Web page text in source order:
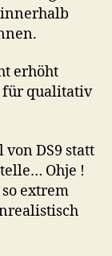
erhöht
für qualitativ
DS9 statt
Ohje !
extrem